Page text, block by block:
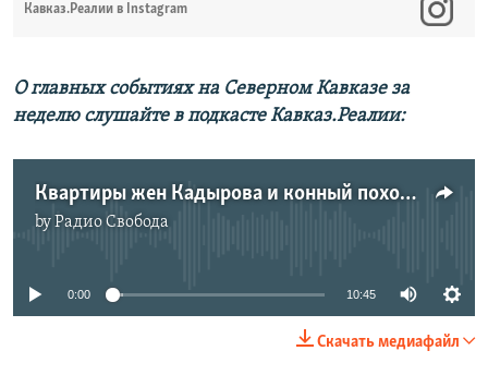
Кавказ.Реалии в Instagram
О главных событиях на Северном Кавказе за
неделю слушайте в подкасте Кавказ.Реалии:
Квартиры жен Кадырова и конный поход из Чечни в Дагестан | КАВКАЗ.ПОДКАСТ | 09.04.21
byРадио Свобода
No media source currently available
0:00 10:45
Скачать медиафайл